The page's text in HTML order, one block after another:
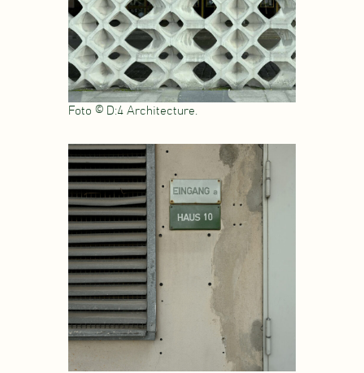
Foto © D:4 Architecture.